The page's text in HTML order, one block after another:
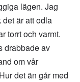
lägen. Jag
är att odla
torrt och varmt.
drabbade av
om vår
det än går med